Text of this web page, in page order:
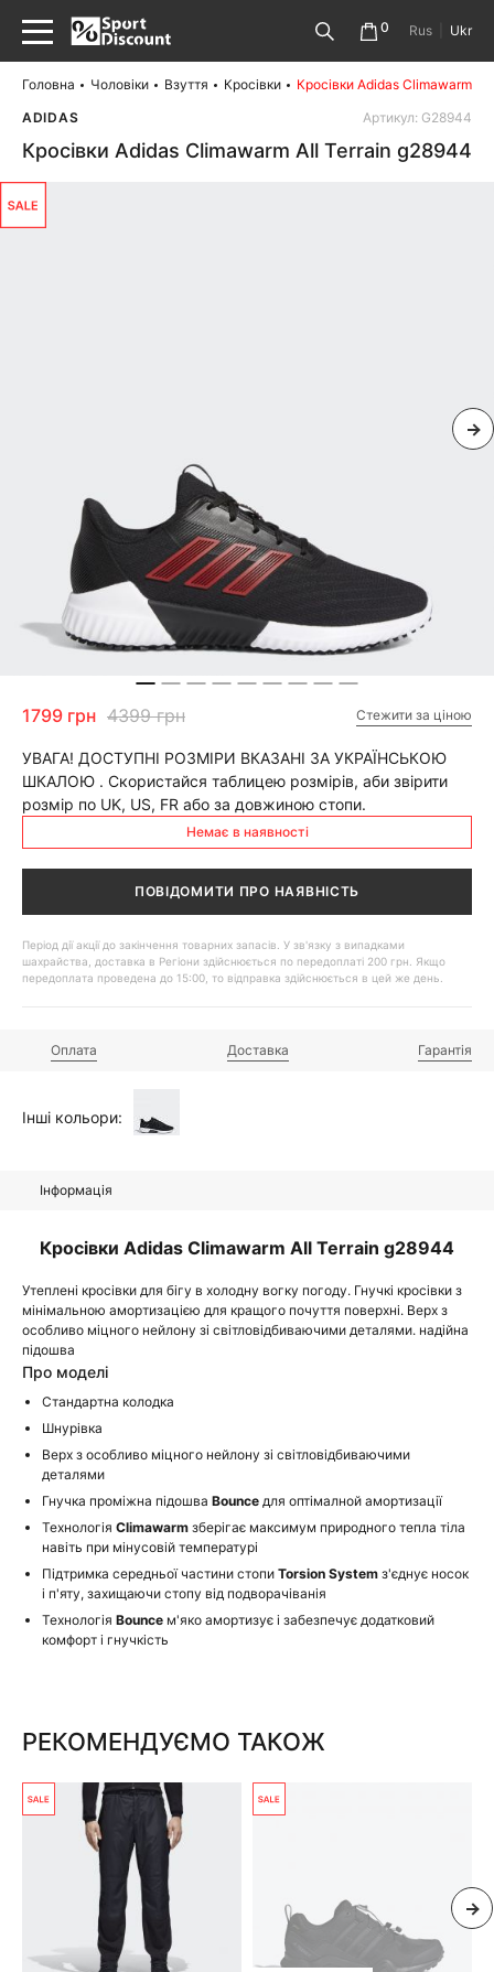
0 Rus Ukr
Головна Чоловіки Взуття Кросівки
Кросівки Adidas Climawarm
ADIDAS
Артикул: G28944
Кросівки Adidas Climawarm All Terrain g28944
1799 грн 4399 грн Стежити за ціною
УВАГА! ДОСТУПНІ РОЗМІРИ ВКАЗАНІ ЗА УКРАЇНСЬКОЮ
ШКАЛОЮ . Скористайся таблицею розмірів, аби звірити
розмір по UK, US, FR або за довжиною стопи.
Немає в наявності
ПОВІДОМИТИ ПРО НАЯВНІСТЬ
Період дії акції до закінчення товарних запасів. У зв'язку з випадками
шахрайства, доставка в Регіони здійснюється по передоплаті 200 грн. Якщо
передоплата проведена до 15:00, то відправка здійснюється в цей же день.
Оплата Доставка Гарантія
Інші кольори:
Інформація
Кросівки Adidas Climawarm All Terrain g28944
Утеплені кросівки для бігу в холодну вогку погоду. Гнучкі кросівки з
мінімальною амортизацією для кращого почуття поверхні. Верх з
особливо міцного нейлону зі світловідбиваючими деталями. надійна
підошва
Про моделі
Стандартна колодка
Шнурівка
Верх з особливо міцного нейлону зі світловідбиваючими
деталями
Гнучка проміжна підошва Bounce для оптімалной амортизації
Технологія Climawarm зберігає максимум природного тепла тіла
навіть при мінусовій температурі
Підтримка середньої частини стопи Torsion System з'єднує носок
і п'яту, захищаючи стопу від подворачіванія
Технологія Bounce м'яко амортизує і забезпечує додатковий
комфорт і гнучкість
РЕКОМЕНДУЄМО ТАКОЖ